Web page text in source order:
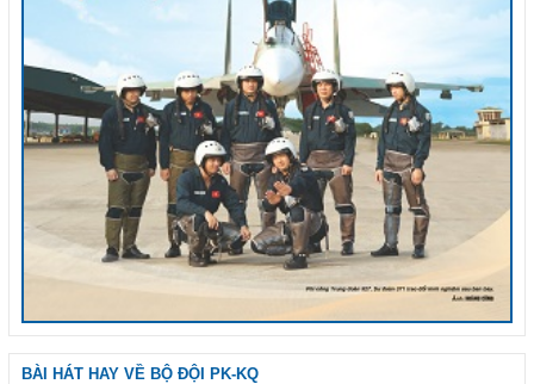
BÀI HÁT HAY VỀ BỘ ĐỘI PK-KQ